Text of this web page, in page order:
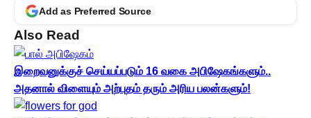
Add as Preferred Source
Also Read
இறைவனுக்குச் செய்யப்படும் 16 வகை அபிஷேகங்களும்..
அதனால் விளையும் அற்புதம் தரும் அரிய பலன்களும்!